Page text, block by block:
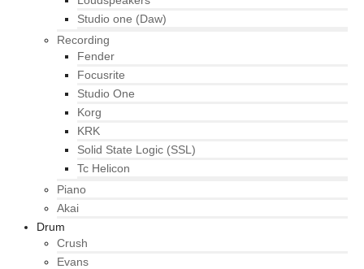
Studio one (Daw)
Recording
Fender
Focusrite
Studio One
Korg
KRK
Solid State Logic (SSL)
Tc Helicon
Piano
Akai
Drum
Crush
Evans